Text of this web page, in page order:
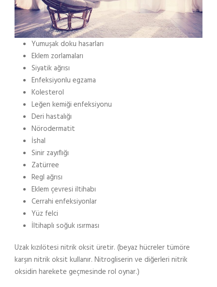
Yumuşak doku hasarları
Eklem zorlamaları
Siyatik ağrısı
Enfeksiyonlu egzama
Kolesterol
Leğen kemiği enfeksiyonu
Deri hastalığı
Nörodermatit
İshal
Sinir zayıflığı
Zatürree
Regl ağrısı
Eklem çevresi iltihabı
Cerrahi enfeksiyonlar
Yüz felci
İltihaplı soğuk ısırması
Uzak kızılötesi nitrik oksit üretir. (beyaz hücreler tümöre
karşın nitrik oksit kullanır. Nitrogliserin ve diğerleri nitrik
oksidin harekete geçmesinde rol oynar.)